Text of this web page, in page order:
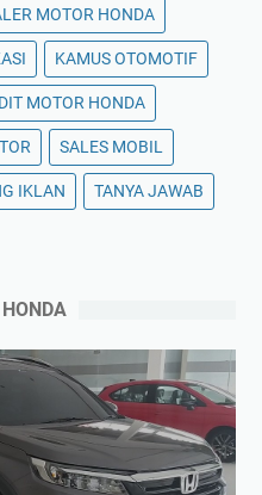
MOTOR HONDA
KAMUS OTOMOTIF
MOTOR HONDA
SALES MOBIL
IKLAN TANYA JAWAB
HONDA